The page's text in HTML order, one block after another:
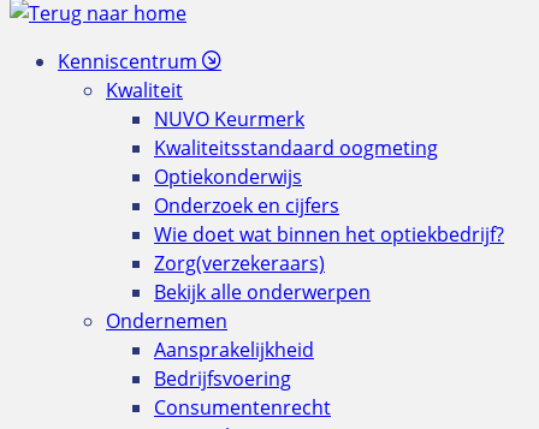
Kenniscentrum
Kwaliteit
NUVO Keurmerk
Kwaliteitsstandaard oogmeting
Optiekonderwijs
Onderzoek en cijfers
Wie doet wat binnen het optiekbedrijf?
Zorg(verzekeraars)
Bekijk alle onderwerpen
Ondernemen
Aansprakelijkheid
Bedrijfsvoering
Consumentenrecht